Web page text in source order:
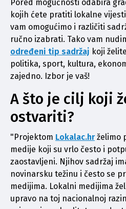
Pored mogućnosti odabira
kojih ćete pratiti lokalne
vam omogućimo i različiti
određeni tip sadržaj koji
politika, sport, kultura,
zajedno. Izbor je vaš!
A što je cilj koji
ostvariti?
"Projektom Lokalac.hr želimo
medije koji su vrlo često i
zaostavljeni. Njihov sadržaj
novinarsku težinu i često se
medijima. Lokalni medijima
upravo na toj nacionalnoj